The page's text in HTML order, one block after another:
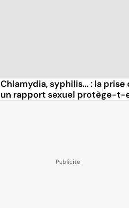
Chlamydia, syphilis... : la
un rapport sexuel protège-t-